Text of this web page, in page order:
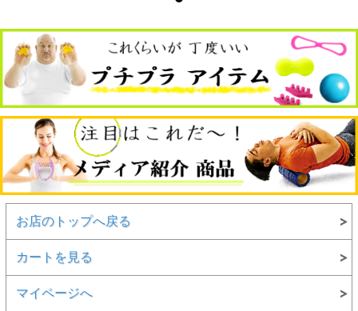
お店のトップへ戻る
カートを見る
マイページへ